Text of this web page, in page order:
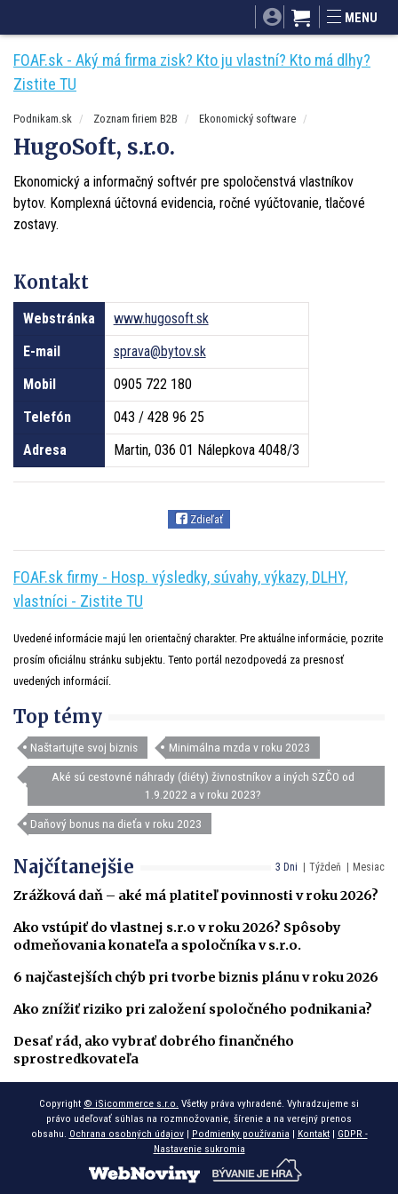
Mnamky-recepty.sk
MENU
FOAF.sk - Aký má firma zisk? Kto ju vlastní? Kto má dlhy?
Zistite TU
Podnikam.sk Zoznam firiem B2B Ekonomický software
HugoSoft, s.r.o.
Ekonomický a informačný softvér pre spoločenstvá vlastníkov
bytov. Komplexná účtovná evidencia, ročné vyúčtovanie, tlačové
zostavy.
Kontakt
Webstránka
www.hugosoft.sk
E-mail
sprava@bytov.sk
Mobil
0905 722 180
Telefón
043 / 428 96 25
Adresa
Martin, 036 01 Nálepkova 4048/3
Zdieľať
FOAF.sk firmy - Hosp. výsledky, súvahy, výkazy, DLHY,
vlastníci - Zistite TU
Uvedené informácie majú len orientačný charakter. Pre aktuálne informácie, pozrite
prosím oficiálnu stránku subjektu. Tento portál nezodpovedá za presnosť
uvedených informácií.
Top témy
Naštartujte svoj biznis Minimálna mzda v roku 2023
Aké sú cestovné náhrady (diéty) živnostníkov a iných SZČO od
1.9.2022 a v roku 2023?
Daňový bonus na dieťa v roku 2023
3 Dni Týždeň Mesiac
Najčítanejšie
Zrážková daň – aké má platiteľ povinnosti v roku 2026?
Ako vstúpiť do vlastnej s.r.o v roku 2026? Spôsoby
odmeňovania konateľa a spoločníka v s.r.o.
6 najčastejších chýb pri tvorbe biznis plánu v roku 2026
Ako znížiť riziko pri založení spoločného podnikania?
Desať rád, ako vybrať dobrého finančného
sprostredkovateľa
Copyright © iSicommerce s.r.o. Všetky práva vyhradené. Vyhradzujeme si
právo udeľovať súhlas na rozmnožovanie, šírenie a na verejný prenos
obsahu. Ochrana osobných údajov| Podmienky používania | Kontakt| GDPR -
Nastavenie sukromia